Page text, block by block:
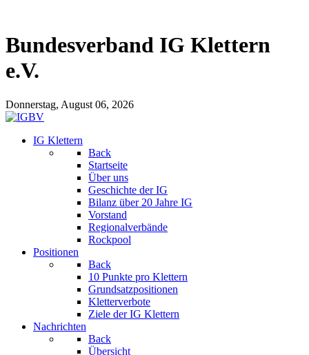
Bundesverband IG Klettern
e.V.
Donnerstag, August 06, 2026
IG Klettern
Back
Startseite
Über uns
Geschichte der IG
Bilanz über 20 Jahre IG
Vorstand
Regionalverbände
Rockpool
Positionen
Back
10 Punkte pro Klettern
Grundsatzpositionen
Kletterverbote
Ziele der IG Klettern
Nachrichten
Back
Übersicht